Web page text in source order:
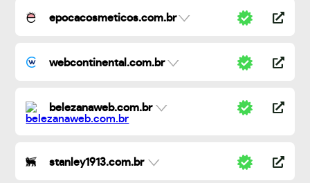
epocacosmeticos.com.br
webcontinental.com.br
belezanaweb.com.br
stanley1913.com.br